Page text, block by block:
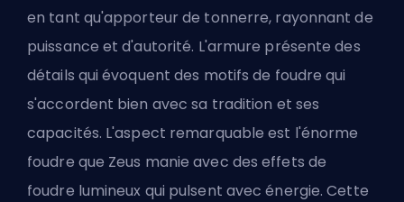
en tant qu'apporteur de tonnerre, rayonnant de
puissance et d'autorité. L'armure présente des
détails qui évoquent des motifs de foudre qui
s'accordent bien avec sa tradition et ses
capacités. L'aspect remarquable est l'énorme
foudre que Zeus manie avec des effets de
foudre lumineux qui pulsent avec énergie. Cette